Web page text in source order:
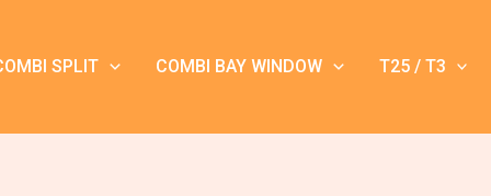
SPLIT COMBI BAY WINDOW T25 / T3